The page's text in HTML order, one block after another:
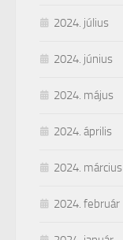
2024. július
2024. június
2024. május
2024. április
2024. március
2024. február